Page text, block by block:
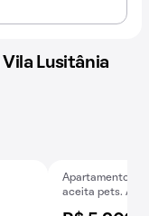
Lusitânia
Apartamento
aceita pets.